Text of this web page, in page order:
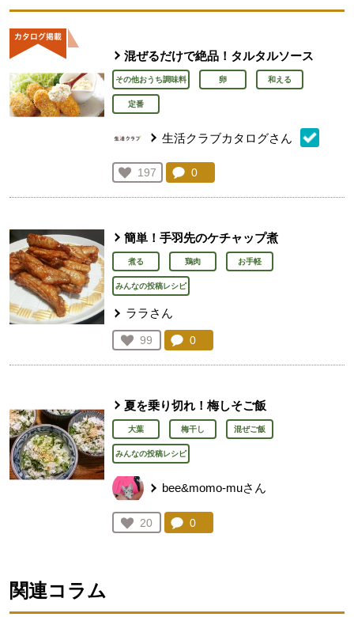
混ぜるだけで絶品！タルタルソース
その他おうち調味料 卵 和える
定番
生活クラブカタログさん
お気に入り登録：
197
人が登録
コメント：
0
簡単！手羽先のケチャップ煮
煮る 鶏肉 お手軽
みんなの投稿レシピ
ララさん
お気に入り登録：
99
人が登録
コメント：
0
夏を乗り切れ！梅しそご飯
大葉 梅干し 混ぜご飯
みんなの投稿レシピ
bee&momo-muさん
お気に入り登録：
20
人が登録
コメント：
0
関連コラム